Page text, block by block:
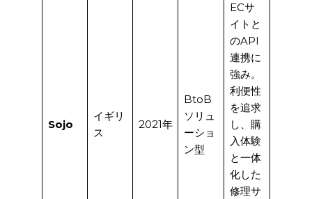
Sojo
イギリ
ス
2021年
BtoB
ソリュ
ーショ
ン型
ECサ
イトと
のAPI
連携に
強み。
利便性
を追求
し、購
入体験
と一体
化した
修理サ